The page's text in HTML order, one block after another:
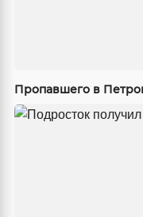
Пропавшего в